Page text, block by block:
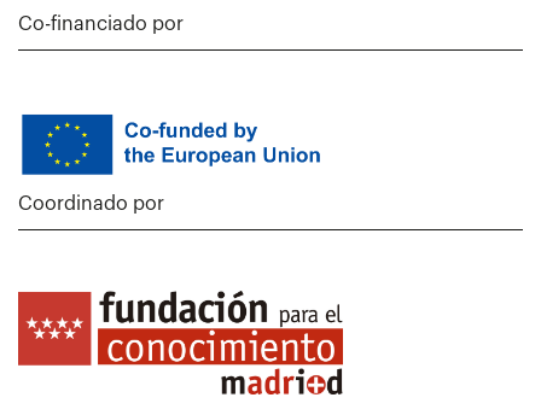
Co-financiado por
Coordinado por